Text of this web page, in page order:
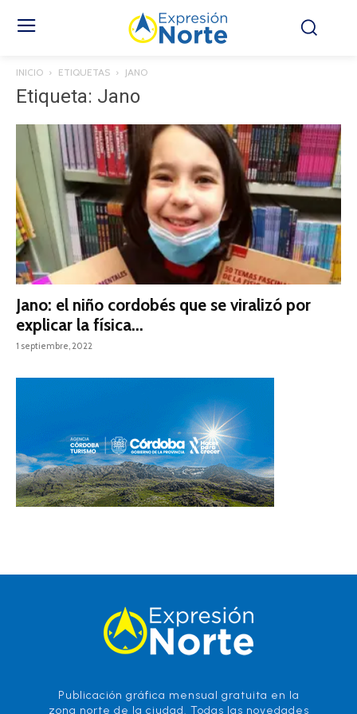
INICIO ETIQUETAS JANO
Etiqueta: Jano
Jano: el niño cordobés que se viralizó por
explicar la física...
1 septiembre, 2022
Publicación gráfica mensual gratuita en la
zona norte de la ciudad. Todas las novedades